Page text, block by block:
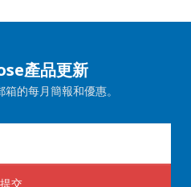
產品更新
的每月簡報和優惠。
提交